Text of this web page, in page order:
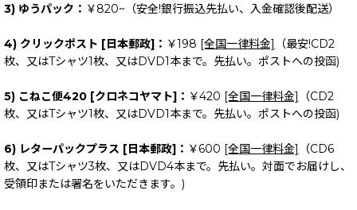
3) ゆうパック： ￥820~（安全!銀行振込先払い、入金確認後配送）
4) クリックポスト [日本郵政]： ￥198 [全国一律料金]
（最安!CD2
枚、又はTシャツ1枚、又はDVD1本まで。先払い。ポストへの投函)
5) こねこ便420 [クロネコヤマト]： ￥420 [全国一律料金]
（CD2
枚、又はTシャツ1枚、又はDVD1本まで。先払い。ポストへの投函)
6) レターパックプラス [日本郵政]： ￥600 [全国一律料金]
（CD6
枚、又はTシャツ3枚、又はDVD4本まで。先払い。対面でお届けし、
受領印または署名をいただきます。)